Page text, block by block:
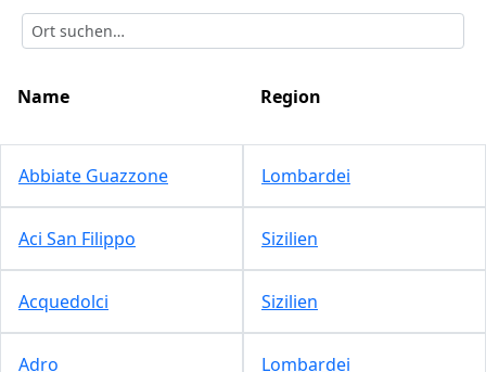
Name Region
Abbiate Guazzone Lombardei
Aci San Filippo Sizilien
Acquedolci Sizilien
Adro Lombardei